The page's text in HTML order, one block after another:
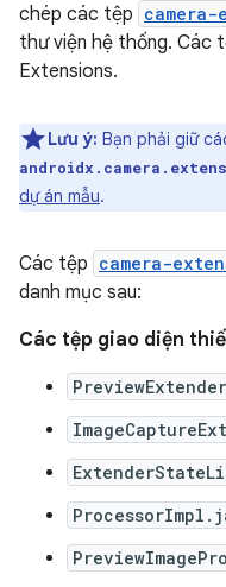
chép các tệp
thư viện hệ thống. Các
Extensions.
Lưu ý: Bạn phải giữ
dự án mẫu.
Các tệp camera-
danh mục sau:
Các tệp giao diện